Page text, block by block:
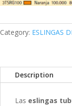
Category: ESLINGAS
Description
Las eslingas